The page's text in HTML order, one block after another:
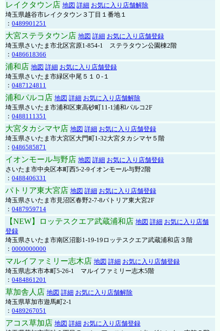
レイクタウン店 地図 詳細 お気に入り店舗解除
埼玉県越谷市レイクタウン３丁目１番地１
： 0489901251
大宮ステラタウン店 地図 詳細 お気に入り店舗登録
埼玉県さいたま市北区宮原1-854-1 ステラタウン公園棟2階
： 0486618366
浦和店 地図 詳細 お気に入り店舗登録
埼玉県さいたま市緑区中尾５１０-１
： 0487124811
浦和パルコ店 地図 詳細 お気に入り店舗解除
埼玉県さいたま市浦和区東高砂町11-1浦和パルコ2F
： 0488111351
大宮タカシマヤ店 地図 詳細 お気に入り店舗登録
埼玉県さいたま市大宮区大門町1-32大宮タカシマヤ５階
： 0486585871
イオンモール与野店 地図 詳細 お気に入り店舗登録
さいたま市中央区本町西5-2-9イオンモール与野2階
： 0488406331
パトリア東大宮店 地図 詳細 お気に入り店舗登録
埼玉県さいたま市見沼区春野2-7-8パトリア東大宮2F
： 0487959714
【NEW】ロッテスクエア武蔵浦和店 地図 詳細 お気に入り店舗
登録
埼玉県さいたま市南区沼影1-19-19ロッテスクエア武蔵浦和店３階
： 0000000000
マルイファミリー志木店 地図 詳細 お気に入り店舗登録
埼玉県志木市本町5-26-1 マルイファミリー志木5階
： 0484861201
草加舎人店 地図 詳細 お気に入り店舗解除
埼玉県草加市遊馬町2-1
： 0489267051
アコス草加店 地図 詳細 お気に入り店舗登録